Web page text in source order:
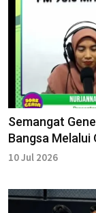
Semangat
Bangsa Melalui
10 Jul 2026